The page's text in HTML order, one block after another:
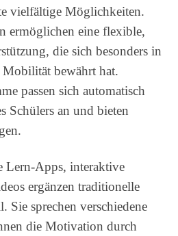
vielfältige Möglichkeiten.
ermöglichen eine flexible,
die sich besonders in
Mobilität bewährt hat.
passen sich automatisch
Schülers an und bieten
Apps, interaktive
ergänzen traditionelle
Sie sprechen verschiedene
die Motivation durch